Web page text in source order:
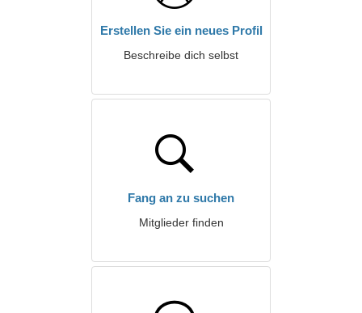
Erstellen Sie ein neues Profil
Beschreibe dich selbst
Fang an zu suchen
Mitglieder finden